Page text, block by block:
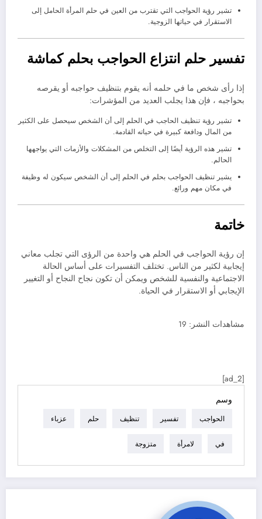
تشير رؤية الحواجب التي تقترب من العين في حلم المرأة الحامل إلى
الاستقرار في حياتها الزوجية.
تفسير حلم انتزاع الحواجب بحلم كماشة
إذا رأى شخص ما في حلمه أنه يقوم بتنظيف حواجبه أو يقرصه
بحواجبه ، فإن هذا يجلب العديد من المؤشرات:
تشير رؤية تنظيف الحاجب في الحلم إلى أن الشخص سيحصل على الكثير
من المال ودافعة كبيرة في حياته القادمة.
تشير هذه الرؤية أيضًا إلى التخلص من المشكلات والأزمات التي يواجهها
الحالم.
يشير تنظيف الحواجب بحلم في الحلم إلى أن الشخص سيكون له وظيفة
في مكان مهم ورائع.
خاتمة
إن رؤية الحواجب في الحلم هي واحدة من الرؤى التي تجلب معاني
إيجابية لكثير من الناس. تختلف التفسيرات على أساس الحالة
الاجتماعية والنفسية للشخص ويمكن أن تكون نجاح النجاح أو التغيير
الإيجابي أو الاستقرار في الحياة.
مشاهدات النشر: 19
[ad_2]
وسم
الحواجب تفسير تنظيف حلم عزباء
في لامرأة متزوجة